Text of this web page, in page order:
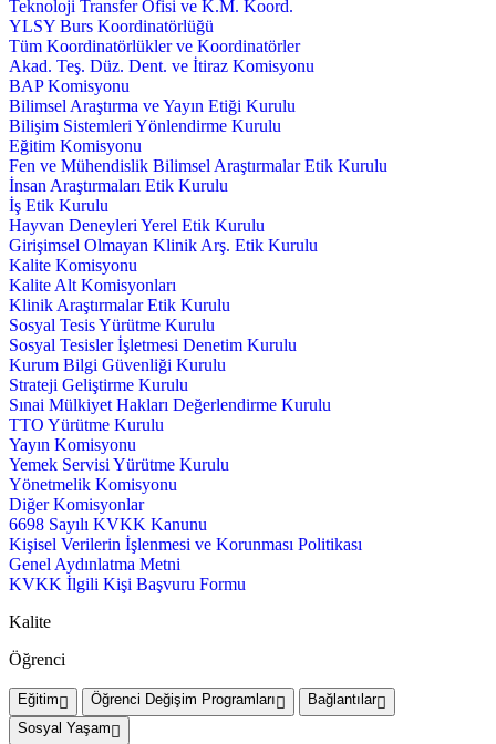
Teknoloji Transfer Ofisi ve K.M. Koord.
YLSY Burs Koordinatörlüğü
Tüm Koordinatörlükler ve Koordinatörler
Akad. Teş. Düz. Dent. ve İtiraz Komisyonu
BAP Komisyonu
Bilimsel Araştırma ve Yayın Etiği Kurulu
Bilişim Sistemleri Yönlendirme Kurulu
Eğitim Komisyonu
Fen ve Mühendislik Bilimsel Araştırmalar Etik Kurulu
İnsan Araştırmaları Etik Kurulu
İş Etik Kurulu
Hayvan Deneyleri Yerel Etik Kurulu
Girişimsel Olmayan Klinik Arş. Etik Kurulu
Kalite Komisyonu
Kalite Alt Komisyonları
Klinik Araştırmalar Etik Kurulu
Sosyal Tesis Yürütme Kurulu
Sosyal Tesisler İşletmesi Denetim Kurulu
Kurum Bilgi Güvenliği Kurulu
Strateji Geliştirme Kurulu
Sınai Mülkiyet Hakları Değerlendirme Kurulu
TTO Yürütme Kurulu
Yayın Komisyonu
Yemek Servisi Yürütme Kurulu
Yönetmelik Komisyonu
Diğer Komisyonlar
6698 Sayılı KVKK Kanunu
Kişisel Verilerin İşlenmesi ve Korunması Politikası
Genel Aydınlatma Metni
KVKK İlgili Kişi Başvuru Formu
Kalite
Öğrenci
Eğitim Öğrenci Değişim Programları
Bağlantılar
Sosyal Yaşam